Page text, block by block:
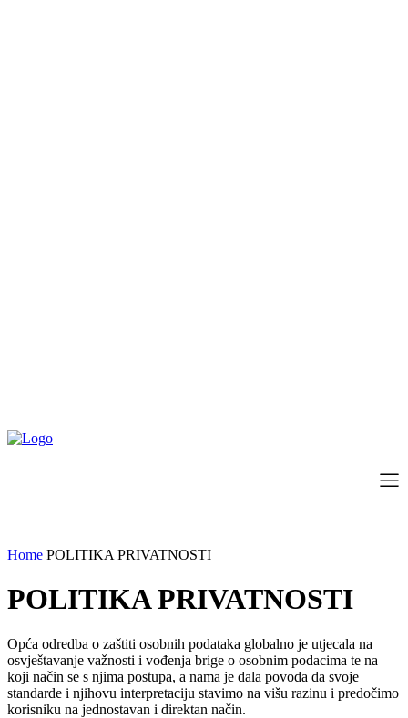
Home POLITIKA PRIVATNOSTI
POLITIKA PRIVATNOSTI
Opća odredba o zaštiti osobnih podataka globalno je utjecala na
osvještavanje važnosti i vođenja brige o osobnim podacima te na
koji način se s njima postupa, a nama je dala povoda da svoje
standarde i njihovu interpretaciju stavimo na višu razinu i predočimo
korisniku na jednostavan i direktan način.